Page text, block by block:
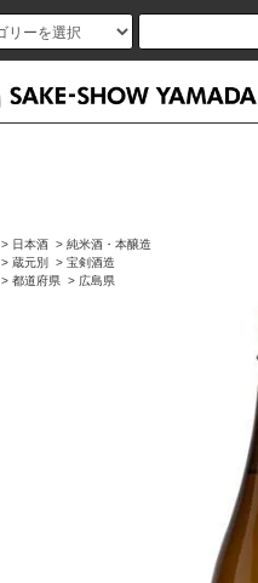
> 日本酒 >純米酒・本醸造
>蔵元別 >宝剣酒造
>都道府県 > 広島県